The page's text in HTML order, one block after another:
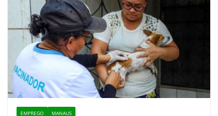
EMPREGO MANAUS